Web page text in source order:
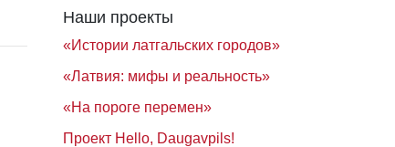
Наши проекты
«Истории латгальских городов»
«Латвия: мифы и реальность»
«На пороге перемен»
Проект Hello, Daugavpils!